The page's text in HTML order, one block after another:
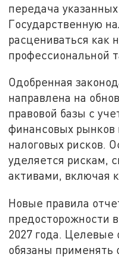
передача
Государственную
расцениваться как
профессиональной
Одобренная
направлена на
правовой базы с
финансовых рынков
налоговых рисков.
уделяется рискам,
активами, включая
Новые правила
предосторожности
2027 года. Целевые
обязаны применять